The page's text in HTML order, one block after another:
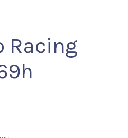
Racing